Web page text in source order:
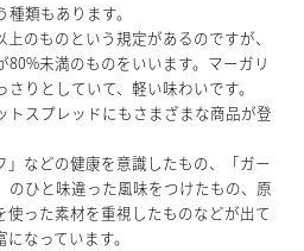
類もあります。
のものという規定があるのですが、
未満のものをいいます。マーガリ
りとしていて、軽い味わいです。
トスプレッドにもさまざまな商品が登
」などの健康を意識したもの、「ガー
のひと味違った風味をつけたもの、原
った素材を重視したものなどが出て
なっています。